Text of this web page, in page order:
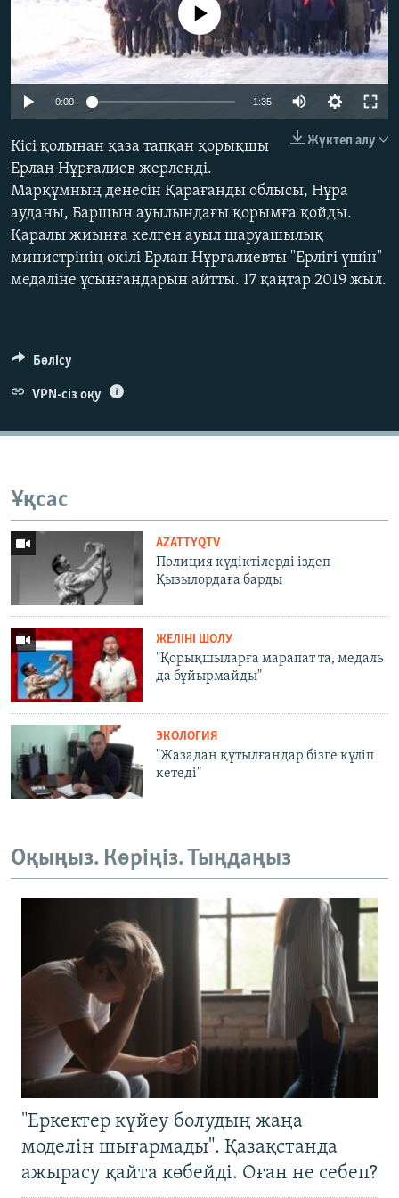
Басқа тілдерде
No media source currently available
0:00 1:35
Жүктеп алу
Кісі қолынан қаза тапқан қорықшы
Ерлан Нұрғалиев жерленді.
Марқұмның денесін Қарағанды облысы, Нұра
ауданы, Баршын ауылындағы қорымға қойды.
Қаралы жиынға келген ауыл шаруашылық
министрінің өкілі Ерлан Нұрғалиевты "Ерлігі үшін"
медаліне ұсынғандарын айтты. 17 қаңтар 2019 жыл.
Бөлісу
VPN-сіз оқу
Ұқсас
AZATTYQTV
Полиция күдіктілерді іздеп
Қызылордаға барды
ЖЕЛІНІ ШОЛУ
"Қорықшыларға марапат та, медаль
да бұйырмайды"
ЭКОЛОГИЯ
"Жазадан құтылғандар бізге күліп
кетеді"
Оқыңыз. Көріңіз. Тыңдаңыз
"Еркектер күйеу болудың жаңа
моделін шығармады". Қазақстанда
ажырасу қайта көбейді. Оған не себеп?